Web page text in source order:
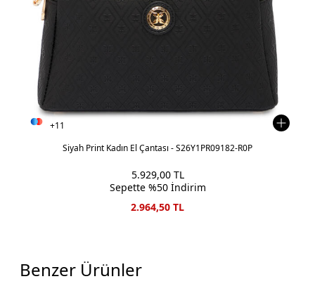
+11
Siyah Print Kadın El Çantası - S26Y1PR09182-R0P
5.929,00TL
Sepette %50 İndirim
2.964,50 TL
Benzer Ürünler